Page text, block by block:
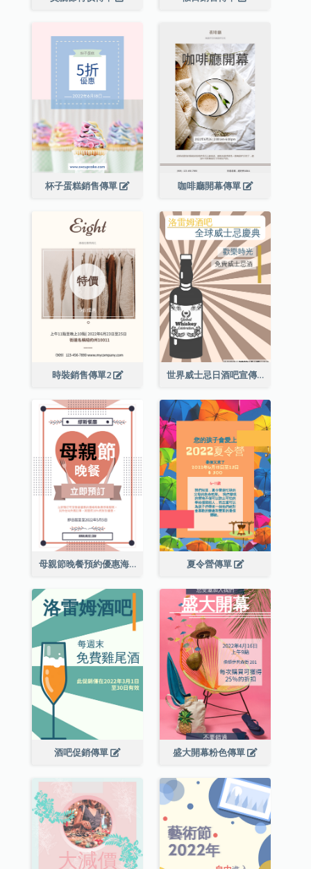
杯子蛋糕銷售傳單 咖啡廳開幕傳單
時裝銷售傳單2 世界威士忌日酒吧宣傳傳單
母親節晚餐預約優惠海報 夏令營傳單
酒吧促銷傳單 盛大開幕粉色傳單